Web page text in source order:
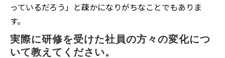
っているだろう」と疎かになりがちなことでもありま
す。
実際に研修を受けた社員の方々の変化につ
いて教えてください。